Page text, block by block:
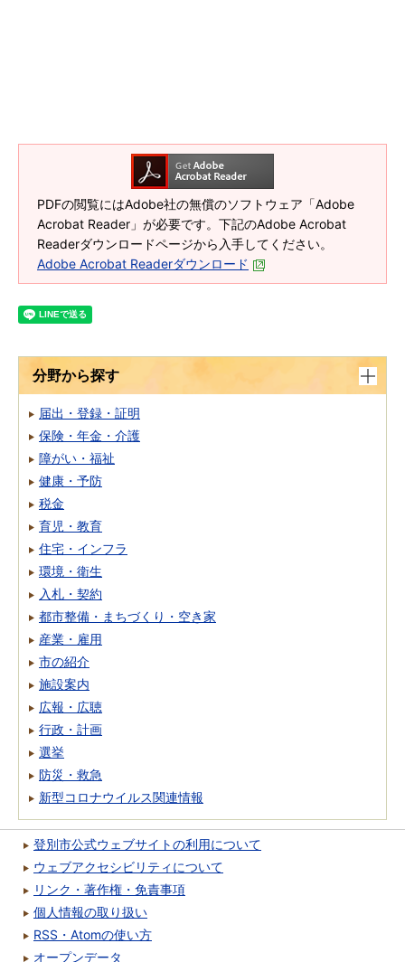
PDFの閲覧にはAdobe社の無償のソフトウェア「Adobe
Acrobat Reader」が必要です。下記のAdobe Acrobat
Readerダウンロードページから入手してください。
Adobe Acrobat Readerダウンロード
分野から探す
届出・登録・証明
保険・年金・介護
障がい・福祉
健康・予防
税金
育児・教育
住宅・インフラ
環境・衛生
入札・契約
都市整備・まちづくり・空き家
産業・雇用
市の紹介
施設案内
広報・広聴
行政・計画
選挙
防災・救急
新型コロナウイルス関連情報
登別市公式ウェブサイトの利用について
ウェブアクセシビリティについて
リンク・著作権・免責事項
個人情報の取り扱い
RSS・Atomの使い方
オープンデータ